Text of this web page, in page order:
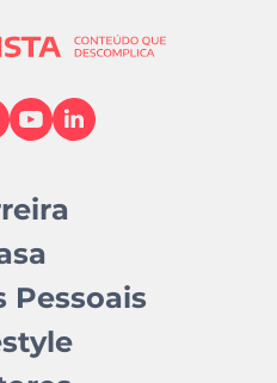
Pessoais